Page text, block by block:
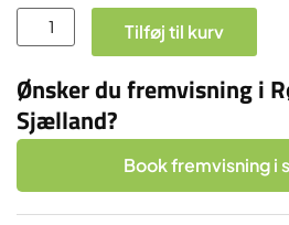
Armklipper
-
cm
-
Tilføj til kurv
Ønsker du fremvisning i
Sjælland?
Book fremvisning i